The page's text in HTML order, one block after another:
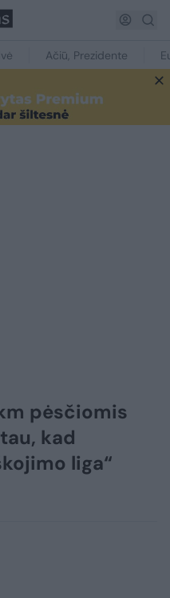
Ačiū, Prezidente
pėsčiomis
kad
liga“